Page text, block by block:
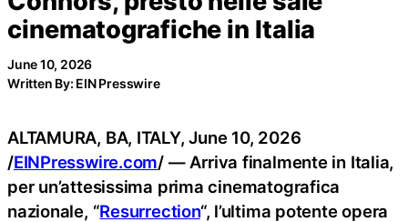
cinematografiche in Italia
June 10, 2026
Written By: EIN Presswire
ALTAMURA, BA, ITALY, June 10, 2026
/EINPresswire.com/ — Arriva finalmente in Italia,
per un’attesissima prima cinematografica
nazionale, “Resurrection“, l’ultima potente opera